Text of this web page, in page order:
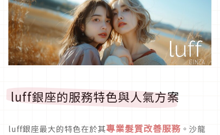
luff銀座的服務特色與人氣方案
luff銀座最大的特色在於其專業髮質改善服務 。沙龍